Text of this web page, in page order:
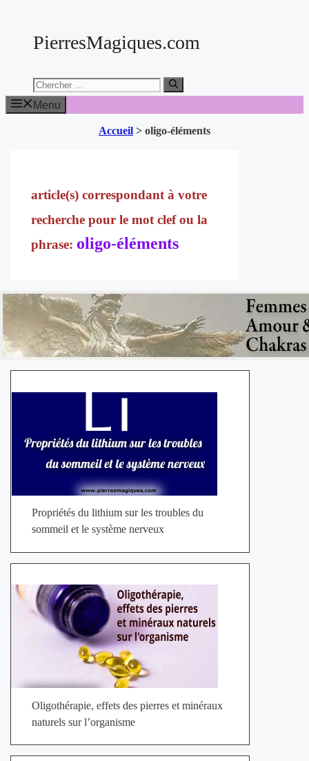
contenuPierresMagiques.com
Chercher:
Menu
Accueil > oligo-éléments
oligo-éléments
Propriétés du lithium sur les troubles du
sommeil et le système nerveux
Oligothérapie, effets des pierres et minéraux
naturels sur l’organisme